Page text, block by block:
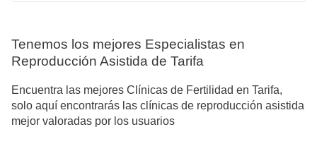
Tenemos los mejores Especialistas en
Reproducción Asistida de Tarifa
Encuentra las mejores Clínicas de Fertilidad en Tarifa,
solo aquí encontrarás las clínicas de reproducción asistida
mejor valoradas por los usuarios